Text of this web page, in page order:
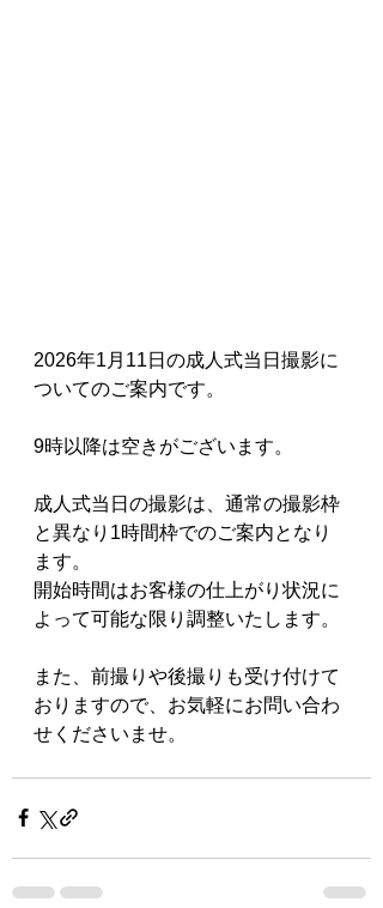
2026年1月11日の成人式当日撮影に
ついてのご案内です。
9時以降は空きがございます。
成人式当日の撮影は、通常の撮影枠
と異なり1時間枠でのご案内となり
ます。
開始時間はお客様の仕上がり状況に
よって可能な限り調整いたします。
また、前撮りや後撮りも受け付けて
おりますので、お気軽にお問い合わ
せくださいませ。